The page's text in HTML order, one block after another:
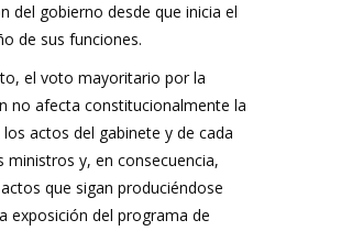
del gobierno desde que inicia el
de sus funciones.
el voto mayoritario por la
no afecta constitucionalmente la
los actos del gabinete y de cada
ministros y, en consecuencia,
que sigan produciéndose
exposición del programa de